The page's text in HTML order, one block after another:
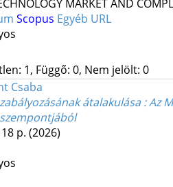
MARKET AND
Scopus Egyéb URL
1, Függő: 0, Nem jelölt: 0
Csaba
átalakulása : Az
p. (2026)